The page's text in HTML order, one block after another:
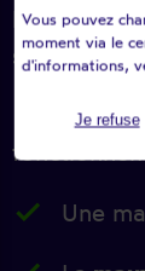
store s’il
La
Une
Vous pouvez
moment via le
d'informations,
Je refuse